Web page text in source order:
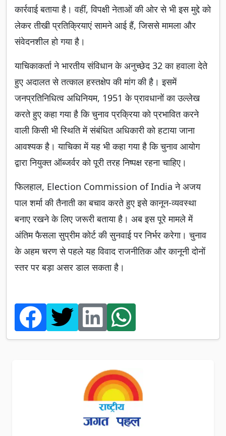
कार्रवाई बताया है। वहीं, विपक्षी नेताओं की ओर से भी इस मुद्दे को
लेकर तीखी प्रतिक्रियाएं सामने आई हैं, जिससे मामला और
संवेदनशील हो गया है।
याचिकाकर्ता ने भारतीय संविधान के अनुच्छेद 32 का हवाला देते
हुए अदालत से तत्काल हस्तक्षेप की मांग की है। इसमें
जनप्रतिनिधित्व अधिनियम, 1951 के प्रावधानों का उल्लेख
करते हुए कहा गया है कि चुनाव प्रक्रिया को प्रभावित करने
वाली किसी भी स्थिति में संबंधित अधिकारी को हटाया जाना
आवश्यक है। याचिका में यह भी कहा गया है कि चुनाव आयोग
द्वारा नियुक्त ऑब्जर्वर को पूरी तरह निष्पक्ष रहना चाहिए।
फिलहाल, Election Commission of India ने अजय
पाल शर्मा की तैनाती का बचाव करते हुए इसे कानून-व्यवस्था
बनाए रखने के लिए जरूरी बताया है। अब इस पूरे मामले में
अंतिम फैसला सुप्रीम कोर्ट की सुनवाई पर निर्भर करेगा। चुनाव
के अहम चरण से पहले यह विवाद राजनीतिक और कानूनी दोनों
स्तर पर बड़ा असर डाल सकता है।